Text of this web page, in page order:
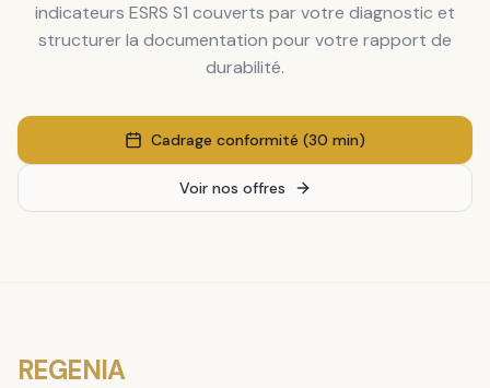
indicateurs ESRS S1 couverts par votre diagnostic et
structurer la documentation pour votre rapport de
durabilité.
Cadrage conformité (30 min)
Voir nos offres
REGENIA